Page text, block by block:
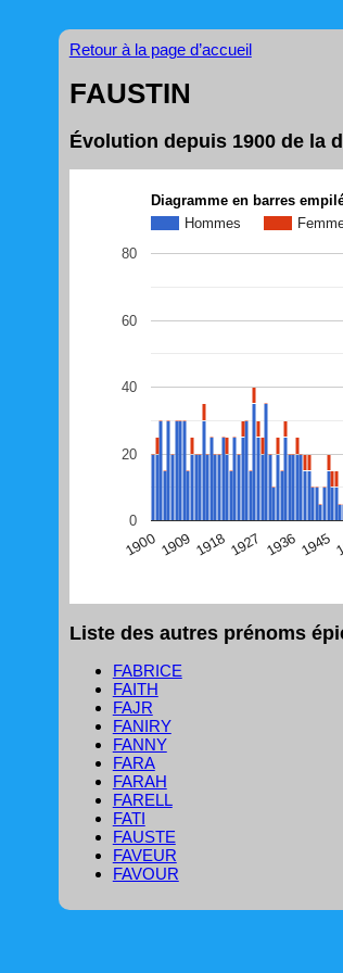
Retour à la page d’accueil
FAUSTIN
Évolution depuis 1900 de la
Diagramme en barres
Hommes
1900 1909 1918 1927 1936 1945
0
20
40
60
80
(Graphique Google Charts, non
Liste des autres prénoms
FABRICE
FAITH
FAJR
FANIRY
FANNY
FARA
FARAH
FARELL
FATI
FAUSTE
FAVEUR
FAVOUR